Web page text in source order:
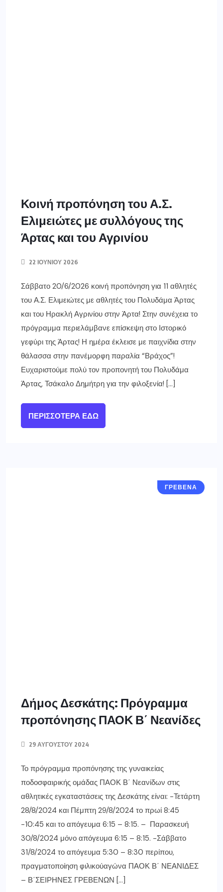
Κοινή προπόνηση του Α.Σ.
Ελιμειώτες με συλλόγους της
Άρτας και του Αγρινίου
22 ΙΟΥΝΊΟΥ 2026
Σάββατο 20/6/2026 κοινή προπόνηση για 11 αθλητές
του Α.Σ. Ελιμειώτες με αθλητές του Πολυδάμα Άρτας
και του Ηρακλή Αγρινίου στην Άρτα! Στην συνέχεια το
πρόγραμμα περιελάμβανε επίσκεψη στο Ιστορικό
γεφύρι της Άρτας! Η ημέρα έκλεισε με παιχνίδια στην
θάλασσα στην πανέμορφη παραλία “Βράχος”!
Ευχαριστούμε πολύ τον προπονητή του Πολυδάμα
Άρτας, Τσάκαλο Δημήτρη για την φιλοξενία! […]
ΠΕΡΙΣΣΌΤΕΡΑ ΕΔΏ
ΓΡΕΒΕΝΑ
Δήμος Δεσκάτης: Πρόγραμμα
προπόνησης ΠΑΟΚ Β΄ Νεανίδες
29 ΑΥΓΟΎΣΤΟΥ 2024
Το πρόγραμμα προπόνησης της γυναικείας
ποδοσφαιρικής ομάδας ΠΑΟΚ Β΄ Νεανίδων στις
αθλητικές εγκαταστάσεις της Δεσκάτης είναι: -Τετάρτη
28/8/2024 και Πέμπτη 29/8/2024 το πρωί 8:45
-10:45 και το απόγευμα 6:15 – 8:15. – Παρασκευή
30/8/2024 μόνο απόγευμα 6:15 – 8:15. -Σάββατο
31/8/2024 το απόγευμα 5:30 – 8:30 περίπου,
πραγματοποίηση φιλικούαγώνα ΠΑΟΚ Β΄ ΝΕΑΝΙΔΕΣ
– Β΄ΣΕΙΡΗΝΕΣ ΓΡΕΒΕΝΩΝ […]